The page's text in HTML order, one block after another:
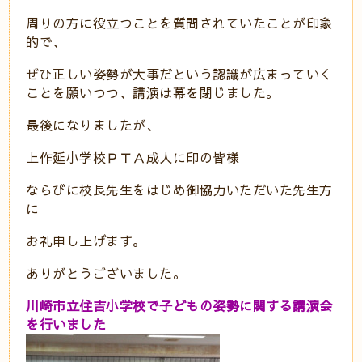
周りの方に役立つことを質問されていたことが印象
的で、
ぜひ正しい姿勢が大事だという認識が広まっていく
ことを願いつつ、講演は幕を閉じました。
最後になりましたが、
上作延小学校ＰＴＡ成人に印の皆様
ならびに校長先生をはじめ御協力いただいた先生方
に
お礼申し上げます。
ありがとうございました。
川崎市立住吉小学校で子どもの姿勢に関する講演会
を行いました